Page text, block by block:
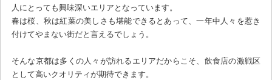
人にとっても興味深いエリアとなっています。
春は桜、秋は紅葉の美しさも堪能できるとあって、一年中人々を惹き
付けてやまない街だと言えるでしょう。
そんな京都は多くの人々が訪れるエリアだからこそ、飲食店の激戦区
として高いクオリティが期待できます。